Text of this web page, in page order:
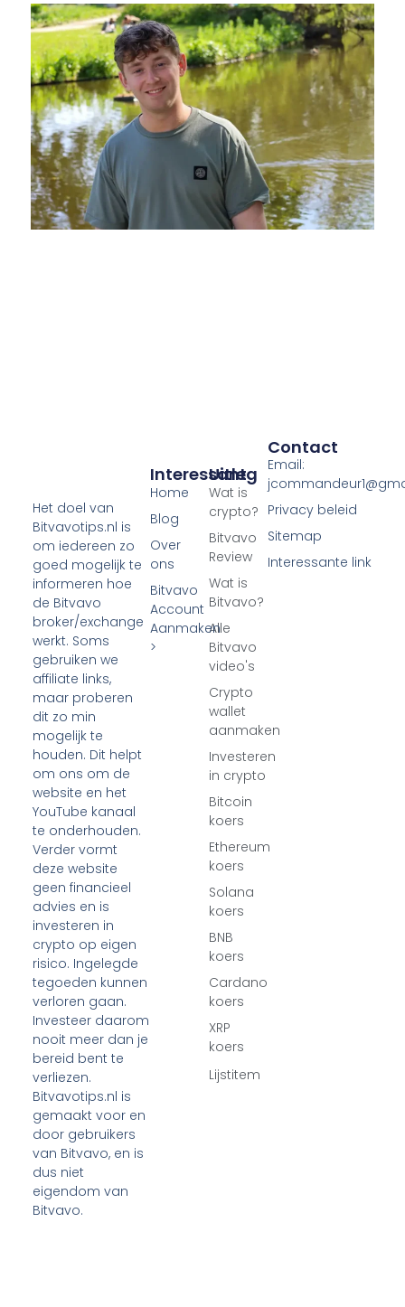
Het doel van
Bitvavotips.nl is
om iedereen zo
goed mogelijk te
informeren hoe
de Bitvavo
broker/exchange
werkt. Soms
gebruiken we
affiliate links,
maar proberen
dit zo min
mogelijk te
houden. Dit helpt
om ons om de
website en het
YouTube kanaal
te onderhouden.
Verder vormt
deze website
geen financieel
advies en is
investeren in
crypto op eigen
risico. Ingelegde
tegoeden kunnen
verloren gaan.
Investeer daarom
nooit meer dan je
bereid bent te
verliezen.
Bitvavotips.nl is
gemaakt voor en
door gebruikers
van Bitvavo, en is
dus niet
eigendom van
Bitvavo.
Uitleg
Wat is
crypto?
Bitvavo
Review
Wat is
Bitvavo?
Alle
Bitvavo
video's
Crypto
wallet
aanmaken
Investeren
in crypto
Bitcoin
koers
Ethereum
koers
Solana
koers
BNB
koers
Cardano
koers
XRP
koers
Lijstitem
Interessant
Home
Blog
Over
ons
Bitvavo
Account
Aanmaken
>
Contact
Email:
Privacy beleid
Sitemap
Interessante link